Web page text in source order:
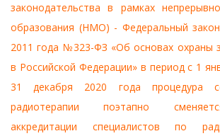
законодательства в рамках
образования (НМО) - Федеральный
2011 года №323-ФЗ «Об основах охраны
в Российской Федерации» в период с 1
31 декабря 2020 года процедура
радиотерапии поэтапно
аккредитации специалистов по